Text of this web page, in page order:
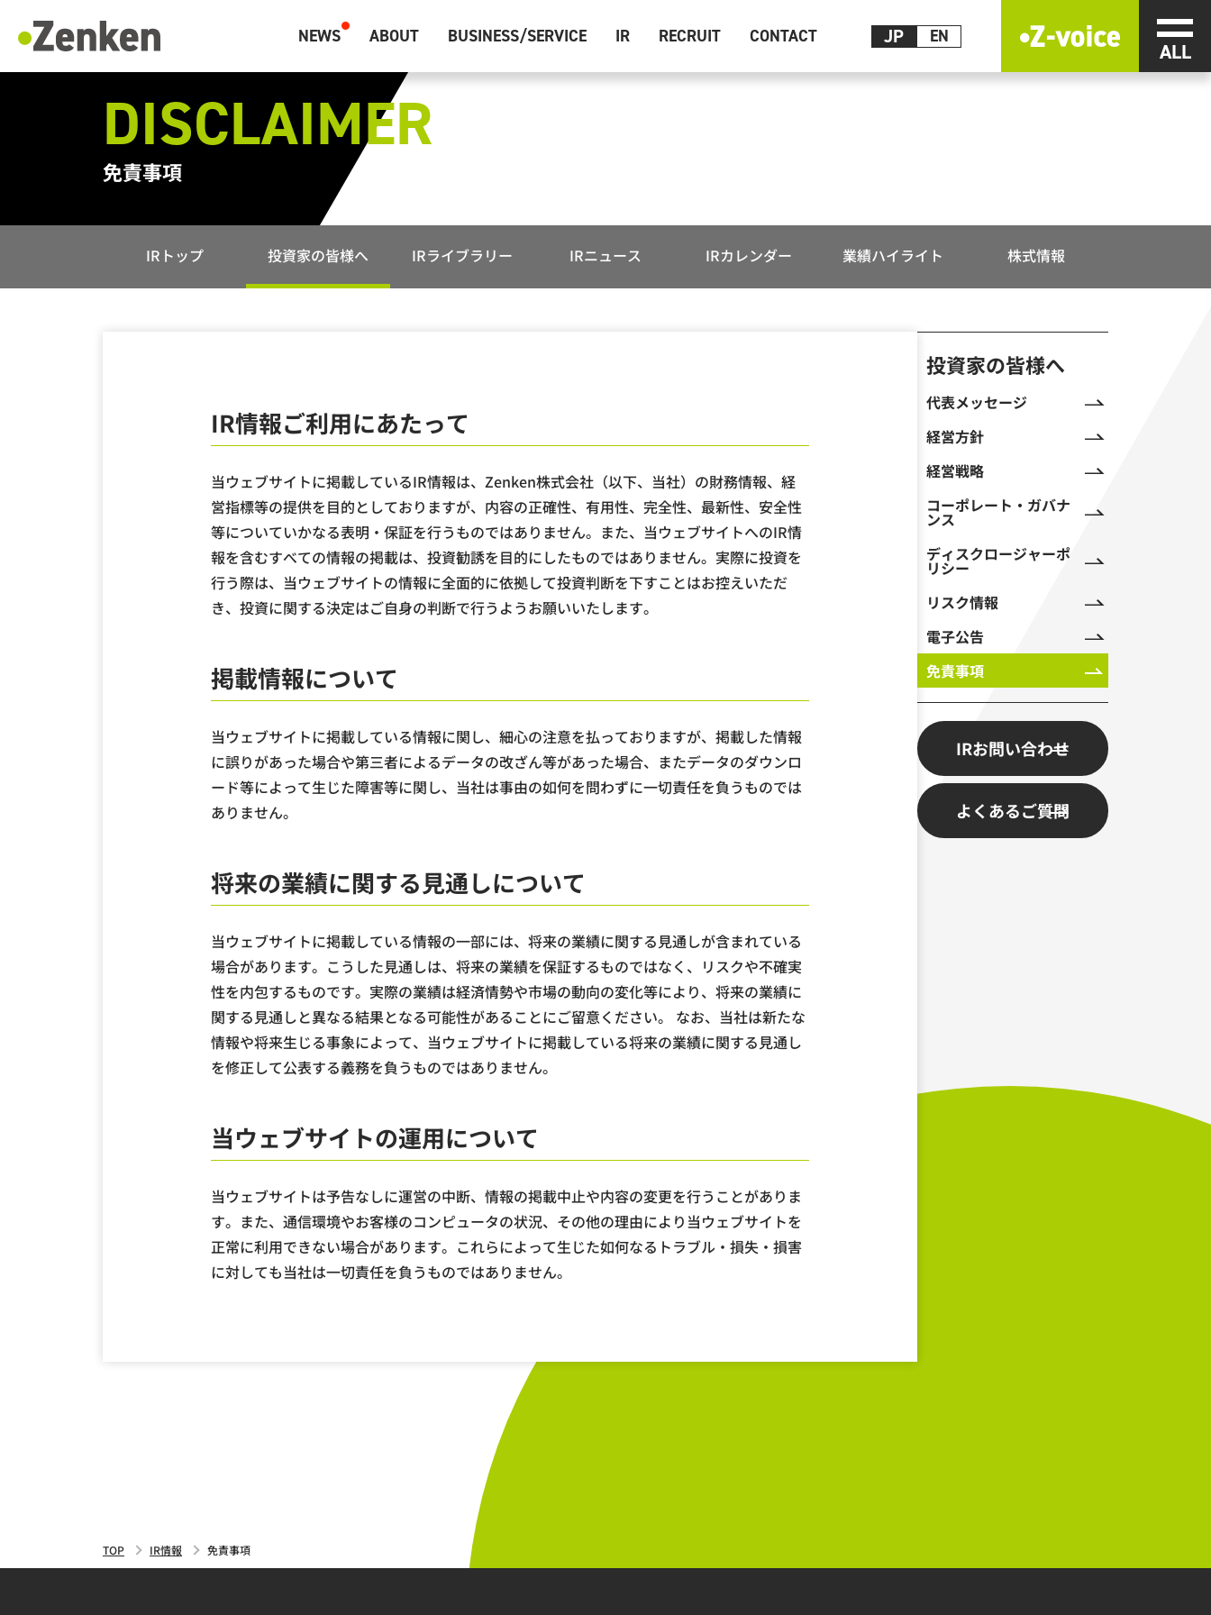
メインコンテンツにスキップ
NEWS ABOUT BUSINESS/SERVICE IR RECRUIT CONTACT JP EN メニ
DISCLAIMER
免責事項
IRトップ 投資家の皆様へ IRライブラリー IRニュース IRカレンダー 業績ハイライト 株式情報
IR情報ご利用にあたって
当ウェブサイトに掲載しているIR情報は、Zenken株式会社（以下、当社）の財務情報、経
営指標等の提供を目的としておりますが、内容の正確性、有用性、完全性、最新性、安全性
等についていかなる表明・保証を行うものではありません。また、当ウェブサイトへのIR情
報を含むすべての情報の掲載は、投資勧誘を目的にしたものではありません。実際に投資を
行う際は、当ウェブサイトの情報に全面的に依拠して投資判断を下すことはお控えいただ
き、投資に関する決定はご自身の判断で行うようお願いいたします。
掲載情報について
当ウェブサイトに掲載している情報に関し、細心の注意を払っておりますが、掲載した情報
に誤りがあった場合や第三者によるデータの改ざん等があった場合、またデータのダウンロ
ード等によって生じた障害等に関し、当社は事由の如何を問わずに一切責任を負うものでは
ありません。
将来の業績に関する見通しについて
当ウェブサイトに掲載している情報の一部には、将来の業績に関する見通しが含まれている
場合があります。こうした見通しは、将来の業績を保証するものではなく、リスクや不確実
性を内包するものです。実際の業績は経済情勢や市場の動向の変化等により、将来の業績に
関する見通しと異なる結果となる可能性があることにご留意ください。 なお、当社は新たな
情報や将来生じる事象によって、当ウェブサイトに掲載している将来の業績に関する見通し
を修正して公表する義務を負うものではありません。
当ウェブサイトの運用について
当ウェブサイトは予告なしに運営の中断、情報の掲載中止や内容の変更を行うことがありま
す。また、通信環境やお客様のコンピュータの状況、その他の理由により当ウェブサイトを
正常に利用できない場合があります。これらによって生じた如何なるトラブル・損失・損害
に対しても当社は一切責任を負うものではありません。
投資家の皆様へ
代表メッセージ
経営方針
経営戦略
コーポレート・ガバナ
ンス
ディスクロージャーポ
リシー
リスク情報
電子公告
免責事項
IRお問い合わせ
よくあるご質問
TOP IR情報 免責事項